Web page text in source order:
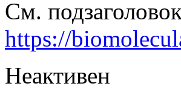
См.
https://
Неактивен